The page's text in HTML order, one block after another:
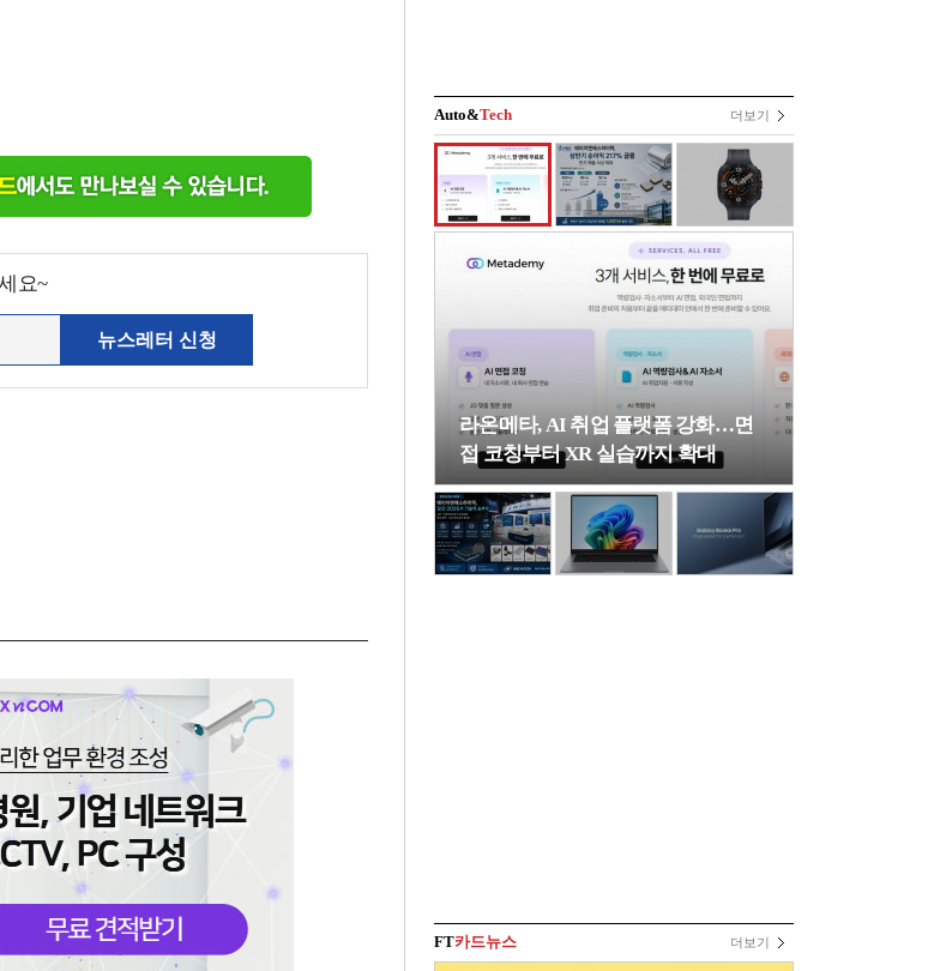
요~
뉴스레터 신청
Auto&Tech 더보기
라온메타, AI 취업 플랫폼 강화…면
접 코칭부터 XR 실습까지 확대
FT카드뉴스 더보기